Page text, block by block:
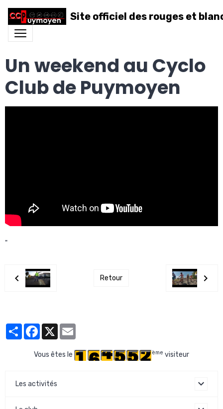
Site officiel des rouges et
Un weekend au Cyclo
Club de Puymoyen
"
Retour
PartagerFacebook
X
Vous êtes le ème visiteur
Les activités